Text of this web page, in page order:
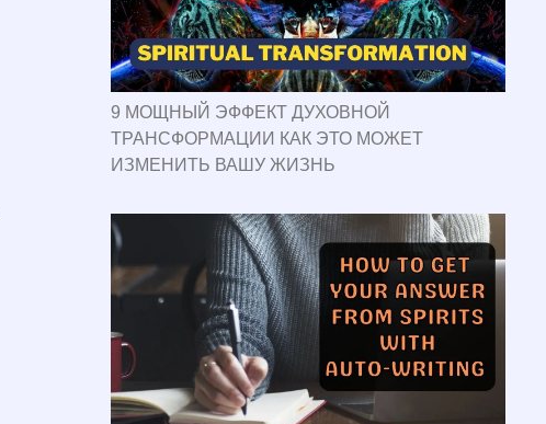
9 МОЩНЫЙ ЭФФЕКТ ДУХОВНОЙ
ТРАНСФОРМАЦИИ КАК ЭТО МОЖЕТ
ИЗМЕНИТЬ ВАШУ ЖИЗНЬ